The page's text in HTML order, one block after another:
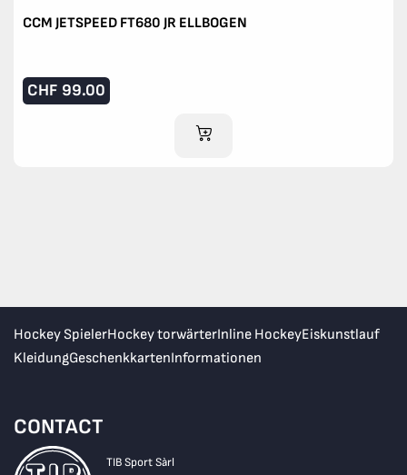
CCM JETSPEED FT680 JR ELLBOGEN
CHF 99.00
IM WARENKORB
Hockey SpielerHockey torwärterInline HockeyEiskunstlauf
KleidungGeschenkkartenInformationen
CONTACT
TIB Sport Sàrl